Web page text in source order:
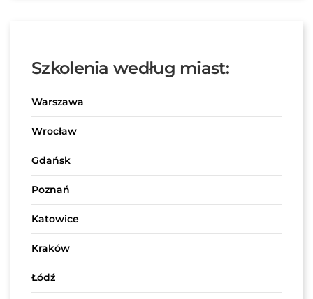
Szkolenia według miast:
Warszawa
Wrocław
Gdańsk
Poznań
Katowice
Kraków
Łódź